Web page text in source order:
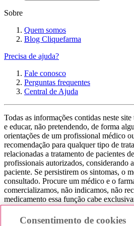
Sobre
Quem somos
Blog Cliquefarma
Precisa de ajuda?
Fale conosco
Perguntas frequentes
Central de Ajuda
Todas as informações contidas neste
e educar, não pretendendo, de forma
orientações de um profissional médico
recomendação para qualquer tipo de
relacionadas a tratamento de pacientes
profissionais autorizados, considerando
paciente. Se persistirem os sintomas, o
consultado. Procure um médico e o
comercializamos, não indicamos, não
medicamento essa função cabe
farmacêuticos. Não consuma qualquer
consultar seu médico. Não somos uma
Consentimento de cookies